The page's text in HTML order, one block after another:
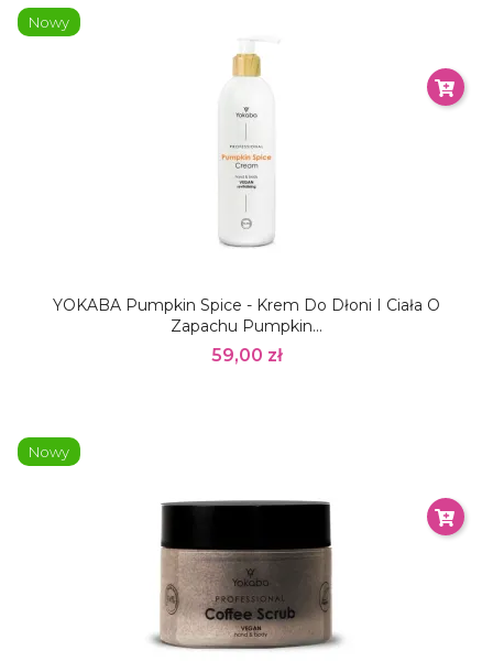
YOKABA Pumpkin Spice - Krem Do Dłoni I Ciała O
Zapachu Pumpkin...
59,00 zł
Nowy
Nowy